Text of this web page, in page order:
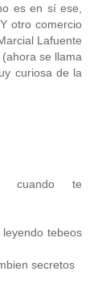
es en sí ese,
otro comercio
Lafuente
se llama
curiosa de la
cuando te
tebeos
secretos